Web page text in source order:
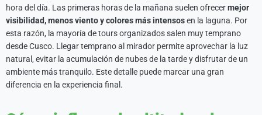
hora del día. Las primeras horas de la mañana suelen ofrecermejor
visibilidad, menos viento y colores más intensosen la laguna. Por
esta razón, la mayoría de tours organizados salen muy temprano
desde Cusco. Llegar temprano al mirador permite aprovechar la luz
natural, evitar la acumulación de nubes de la tarde y disfrutar de un
ambiente más tranquilo. Este detalle puede marcar una gran
diferencia en la experiencia final.